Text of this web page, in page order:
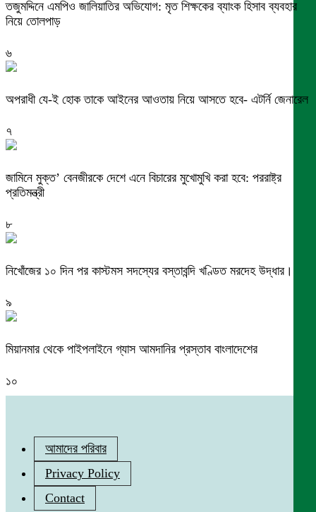
তজুমদ্দিনে এমপিও জালিয়াতির অভিযোগ: মৃত শিক্ষকের ব্যাংক হিসাব ব্যবহার
নিয়ে তোলপাড়
৬
অপরাধী যে-ই হোক তাকে আইনের আওতায় নিয়ে আসতে হবে- এটর্নি জেনারেল
৭
জামিনে মুক্ত’ বেনজীরকে দেশে এনে বিচারের মুখোমুখি করা হবে: পররাষ্ট্র
প্রতিমন্ত্রী
৮
নিখোঁজের ১০ দিন পর কাস্টমস সদস্যের বস্তাবন্দি খণ্ডিত মরদেহ উদ্ধার।
৯
মিয়ানমার থেকে পাইপলাইনে গ্যাস আমদানির প্রস্তাব বাংলাদেশের
১০
আমাদের পরিবার
Privacy Policy
Contact